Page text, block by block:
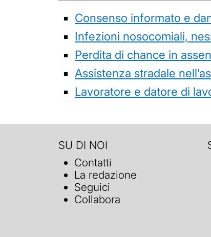
Consenso informato e
Infezioni nosocomiali,
Perdita di chance in
Assistenza stradale
Lavoratore e datore di
SU DI NOI
Contatti
La redazione
Seguici
Collabora